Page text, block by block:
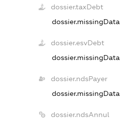
dossier.taxDebt
dossier.missingData
dossier.esvDebt
dossier.missingData
dossier.ndsPayer
dossier.missingData
dossier.ndsAnnul